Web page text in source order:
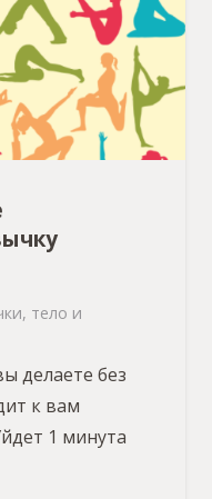
, тело и
делаете без
к вам
1 минута